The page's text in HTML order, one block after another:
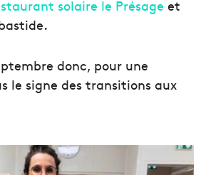
solaire le Présage et
donc, pour une
le signe des transitions aux